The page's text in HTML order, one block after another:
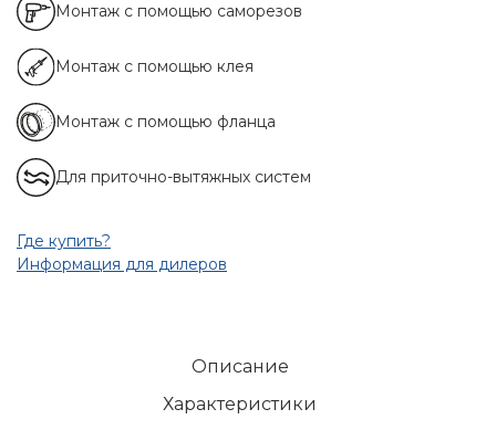
Монтаж с помощью саморезов
Монтаж с помощью клея
Монтаж с помощью фланца
Для приточно-вытяжных систем
Где купить?
Информация для дилеров
Описание
Характеристики